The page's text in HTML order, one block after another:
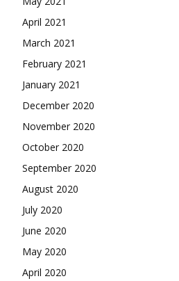
April 2021
March 2021
February 2021
January 2021
December 2020
November 2020
October 2020
September 2020
August 2020
July 2020
June 2020
May 2020
April 2020